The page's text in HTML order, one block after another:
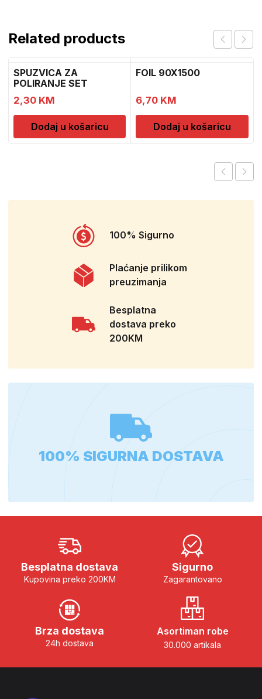
Related products
SPUZVICA ZA
POLIRANJE SET
2,30 KM
Dodaj u košaricu
FOIL 90X1500
6,70 KM
Dodaj u košaricu
100% Sigurno
Plaćanje prilikom
preuzimanja
Besplatna
dostava preko
200KM
100% SIGURNA DOSTAVA
Besplatna dostava
Kupovina preko 200KM
Sigurno
Zagarantovano
Brza dostava
24h dostava
Asortiman robe
30.000 artikala